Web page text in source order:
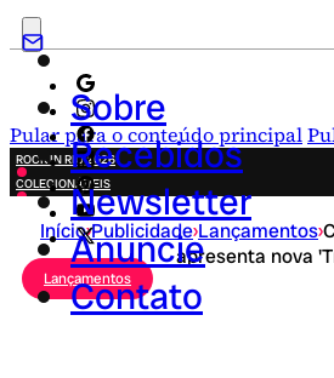
Pular para o conteúdo principal
Sobre
Recebidos
Newsletter
Anuncie
Contato
ROCK IN RIO 2026
COLECIONÁVEIS
FESTA JUNINA
NOVIDADES
CAMPANHAS CRIATIVAS
Início›Publicidade›Lançamentos›
apresenta nova
Lançamentos